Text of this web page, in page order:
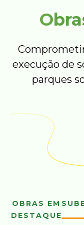
execução de
parques
OBRAS EM
DESTAQUE